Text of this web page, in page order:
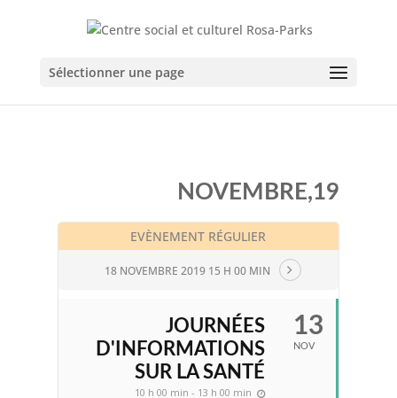
Sélectionner une page
NOVEMBRE,19
EVÈNEMENT RÉGULIER
18 NOVEMBRE 2019 15 H 00 MIN
13
NOV
JOURNÉES
D'INFORMATIONS
SUR LA SANTÉ
10 h 00 min - 13 h 00 min